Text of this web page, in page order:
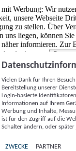
Werbung: Wir
unsere Webseite
zu stellen. Über
uns liegen, können
näher informieren. Zur
von
und Inhalte, Messung
Inhalten sowie
ähnliche Online-
generierte
können
und
unterstützte
oder von dort
wenn es eine
einen oder mehrere
Vielen Dank für Ihren
Bereitstellung unserer
Login-basierte
Informationen auf Ihrem
Werbung und Inhalte,
ist für den Zugriff auf die
Schalter ändern, oder
ZWECKE PARTNER